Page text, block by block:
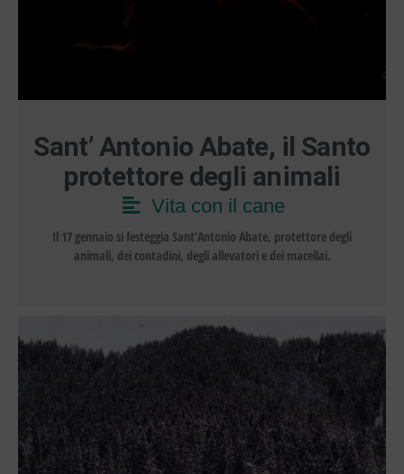
Sant’ Antonio Abate, il Santo
protettore degli animali
Vita con il cane
Il 17 gennaio si festeggia Sant’Antonio Abate, protettore degli
animali, dei contadini, degli allevatori e dei macellai.